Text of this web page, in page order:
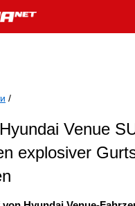
/
Venue
explosiver